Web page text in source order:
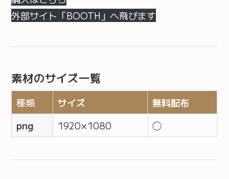
外部サイト「BOOTH」へ飛びます
素材のサイズ一覧
種類 サイズ
無料配布
png
1920 × 1080 ◯